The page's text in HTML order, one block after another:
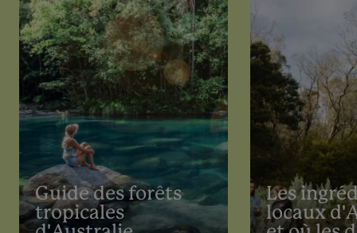
Guide des forêts
tropicales
Les
locaux